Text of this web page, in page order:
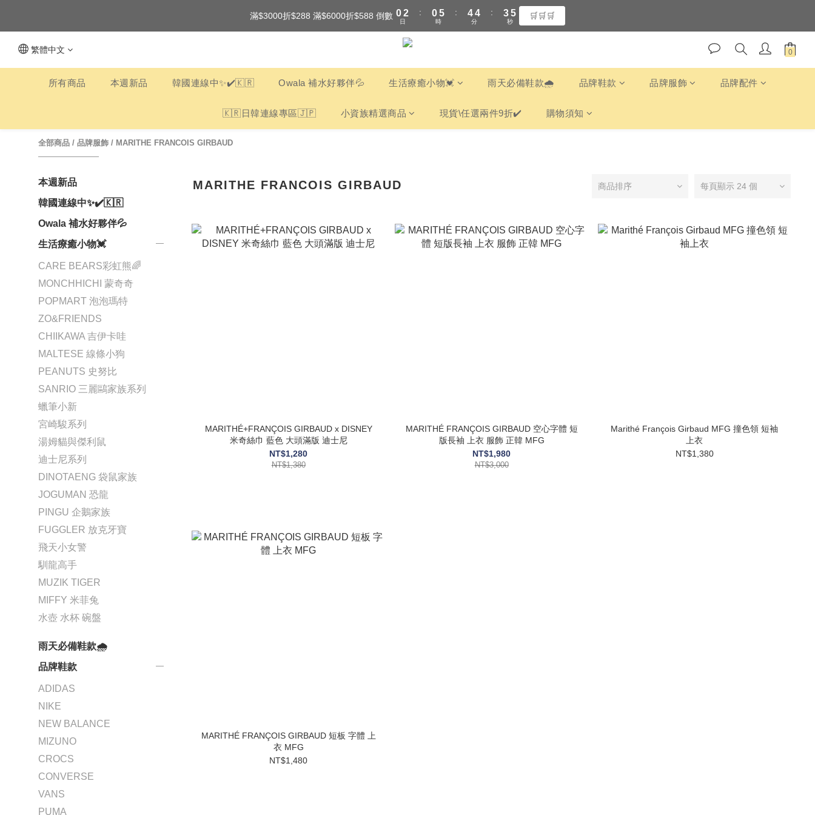
全館滿$3000享『超商』免運費
滿$3000折$288 滿$6000折$588 倒數 02
1
0
日
:
05
4
1
0
時
:
4
3
0
4
3
0
分
:
3
2
4
3
0
秒
🛒🛒🛒
全館滿$3000享『超商』免運費
繁體中文
所有商品 本週新品 韓國連線中✨✔️🇰🇷 Owala 補水好夥伴💦 生活療癒小物💓 雨天必備鞋款🌧️ 品牌鞋款 品牌服飾 品牌配件
🇰🇷日韓連線專區🇯🇵 小資族精選商品 現貨\任選兩件9折✔️ 購物須知
全部商品 / 品牌服飾 / MARITHE FRANCOIS GIRBAUD
本週新品
韓國連線中✨✔️🇰🇷
Owala 補水好夥伴💦
生活療癒小物💓
CARE BEARS彩虹熊🌈
MONCHHICHI 蒙奇奇
POPMART 泡泡瑪特
ZO&FRIENDS
CHIIKAWA 吉伊卡哇
MALTESE 線條小狗
PEANUTS 史努比
SANRIO 三麗鷗家族系列
蠟筆小新
宮崎駿系列
湯姆貓與傑利鼠
迪士尼系列
DINOTAENG 袋鼠家族
JOGUMAN 恐龍
PINGU 企鵝家族
FUGGLER 放克牙寶
飛天小女警
馴龍高手
MUZIK TIGER
MIFFY 米菲兔
水壺 水杯 碗盤
雨天必備鞋款🌧️
品牌鞋款
ADIDAS
NIKE
NEW BALANCE
MIZUNO
CROCS
CONVERSE
VANS
PUMA
MARITHE FRANCOIS GIRBAUD 商品排序 每頁顯示 24 個
MARITHÉ+FRANÇOIS GIRBAUD x DISNEY
米奇絲巾 藍色 大頭滿版 迪士尼
NT$1,280
NT$1,380
MARITHÉ FRANÇOIS GIRBAUD 空心字體 短
版長袖 上衣 服飾 正韓 MFG
NT$1,980
NT$3,000
Marithé François Girbaud MFG 撞色領 短袖
上衣
NT$1,380
MARITHÉ FRANÇOIS GIRBAUD 短板 字體 上
衣 MFG
NT$1,480